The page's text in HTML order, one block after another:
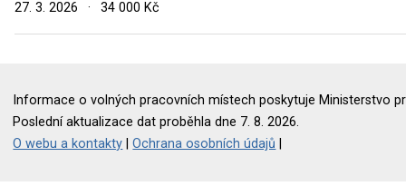
27. 3. 2026
· 34 000 Kč
Informace o volných pracovních místech poskytuje Ministerstvo
Poslední aktualizace dat proběhla dne 7. 8. 2026.
O webu a kontakty |Ochrana osobních údajů